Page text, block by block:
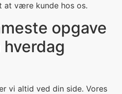
at være kunde hos os.
opgave
vi altid ved din side. Vores